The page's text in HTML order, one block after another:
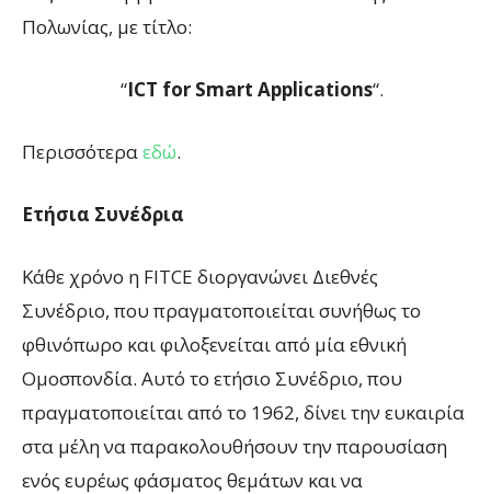
Πολωνίας, με τίτλο:
“ICT for Smart Applications“.
Περισσότεραεδώ.
Ετήσια Συνέδρια
Κάθε χρόνο η FITCE διοργανώνει Διεθνές
Συνέδριο, που πραγματοποιείται συνήθως το
φθινόπωρο και φιλοξενείται από μία εθνική
Ομοσπονδία. Αυτό το ετήσιο Συνέδριο, που
πραγματοποιείται από το 1962, δίνει την ευκαιρία
στα μέλη να παρακολουθήσουν την παρουσίαση
ενός ευρέως φάσματος θεμάτων και να